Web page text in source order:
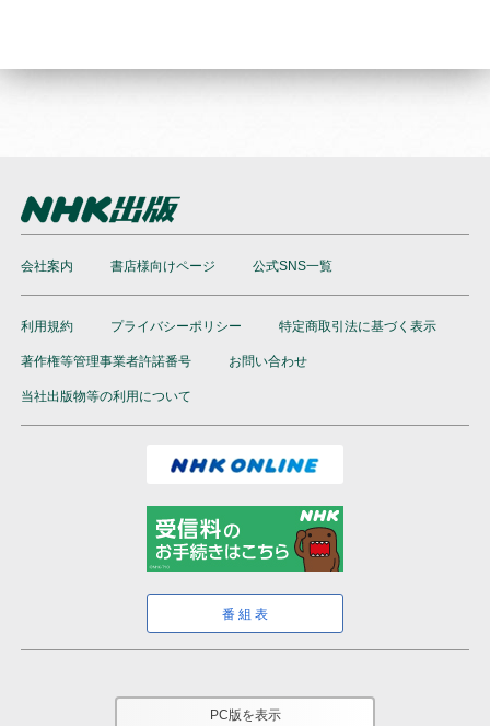
会社案内 書店様向けページ 公式SNS一覧
利用規約 プライバシーポリシー 特定商取引法に基づく表示
著作権等管理事業者許諾番号 お問い合わせ
当社出版物等の利用について
番組表
PC版を表示